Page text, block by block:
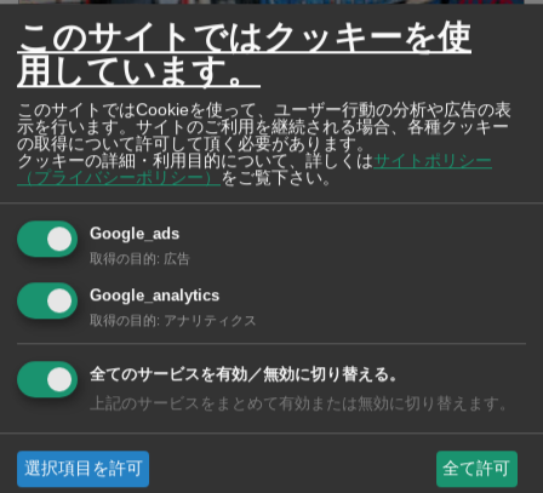
このサイトではクッキーを使
用しています。
このサイトではCookieを使って、ユーザー行動の分析や広告の表
示を行います。サイトのご利用を継続される場合、各種クッキー
の取得について許可して頂く必要があります。
クッキーの詳細・利用目的について、詳しくはサイトポリシー
（プライバシーポリシー）
をご覧下さい。
Google_ads
取得の目的: 広告
Google_analytics
取得の目的: アナリティクス
全てのサービスを有効／無効に切り替える。
上記のサービスをまとめて有効または無効に切り替えます。
選択項目を許可 全て許可